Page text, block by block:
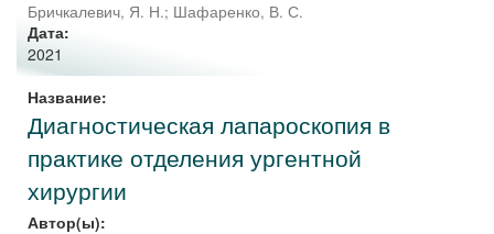
Бричкалевич, Я. Н.; Шафаренко, В. С.
Дата:
2021
Название:
Диагностическая лапароскопия в
практике отделения ургентной
хирургии
Автор(ы):